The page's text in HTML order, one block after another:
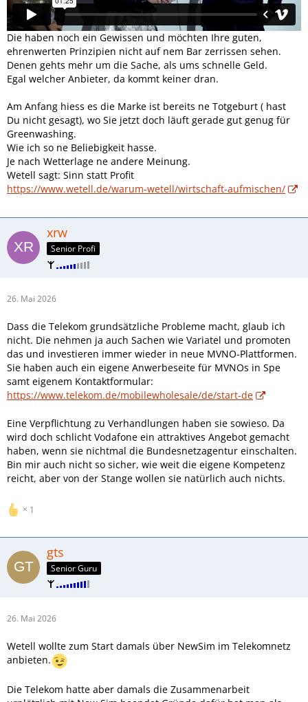
Die haben noch ein Gewissen und möchten Ihre guten,
ehrenwerten Prinzipien nicht auf nem Bar zerrissen sehen.
Denen gehts mehr um die Sache, als ums schnelle Geld.
Egal welcher Anbieter, da kommt keiner dran.
Am Anfang hiess es die Marke ist bereits ne Totgeburt ( hast
Du nicht gesagt), wo Sie jetzt doch läuft gerade gut genug für
Greenwashing.
Wie ich so ne Beliebigkeit hasse.
Je nach Wetterlage ne andere Meinung.
Wetell sagt: Sinn statt Profit
https://www.wetell.de/warum-wetell/wirtschaft-aufmischen/
xrw
Senior Profi
26. Mai 2026
Dass die Telekom grundsätzliche Probleme macht, glaub ich
nicht. Die nehmen ja auch Sachen wie Variatel und promoten
das und investieren immer wieder in neue MVNO-Plattformen.
Sie haben auch ein eigene Anwerbeseite für MVNOs in Spe
samt eigenem Kontaktformular:
https://www.telekom.de/mobilewholesale/de/start-de
Eine Verpflichtung zu Verhandlungen haben sie sowieso. Da
wird doch schlicht Vodafone ein attraktives Angebot gemacht
haben, wenn sie nichtmal die Bundesnetzagentur einschalten.
Bin mir auch nicht so sicher, wie weit die eigene Kompetenz
reicht, aber von der Stange wollen sie natürlich auch nichts.
1
gts
Senior Guru
26. Mai 2026
Wetell wollte zum Start damals über NewSim im Telekomnetz
anbieten.
Die Telekom hatte aber damals die Zusammenarbeit